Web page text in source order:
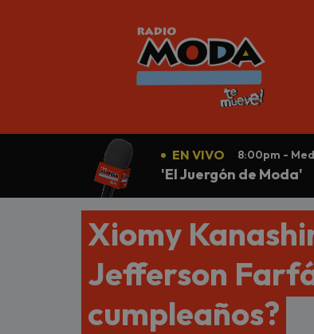
EN VIVO 8:00pm -
'El Juergón de Moda'
Xiomy
Jefferson
cumpleaños?